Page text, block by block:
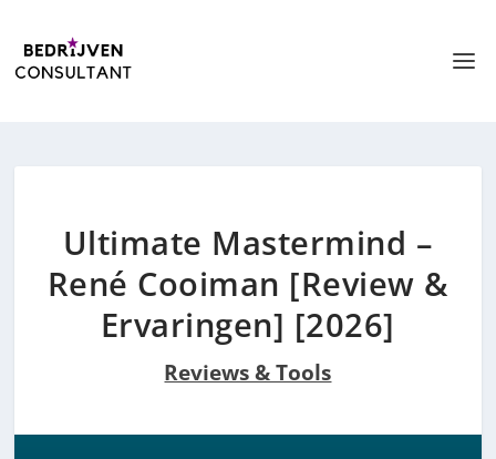
Ultimate Mastermind –
René Cooiman [Review &
Ervaringen] [2026]
Reviews & Tools